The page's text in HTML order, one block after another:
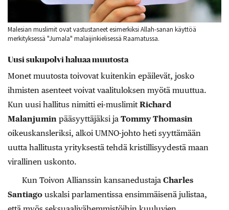
Malesian muslimit ovat vastustaneet esimerkiksi Allah-sanan käyttöä
merkityksessä "Jumala" malaijinkielisessä Raamatussa.
Uusi sukupolvi haluaa muutosta
Monet muutosta toivovat kuitenkin epäilevät, josko
ihmisten asenteet voivat vaalituloksen myötä muuttua.
Kun uusi hallitus nimitti ei-muslimit Richard
Malanjumin pääsyyttäjäksi ja Tommy Thomasin
oikeuskansleriksi, alkoi UMNO-johto heti syyttämään
uutta hallitusta yrityksestä tehdä kristillisyydestä maan
virallinen uskonto.
Kun Toivon Allianssin kansanedustaja Charles
Santiago uskalsi parlamentissa ensimmäisenä julistaa,